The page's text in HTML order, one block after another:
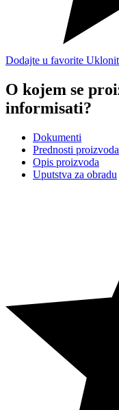
Dodajte u favorite
O kojem se
informisati?
Dokumenti
Prednosti proizvoda
Opis proizvoda
Uputstva za obradu